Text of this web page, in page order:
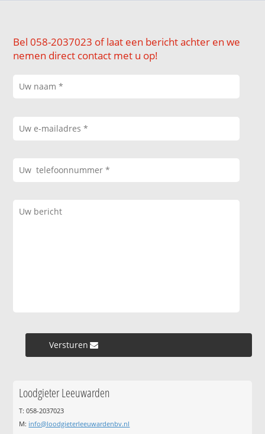
Bel 058-2037023 of laat een bericht achter en we
nemen direct contact met u op!
Versturen »
Loodgieter Leeuwarden
T: 058-2037023
M: info@loodgieterleeuwardenbv.nl